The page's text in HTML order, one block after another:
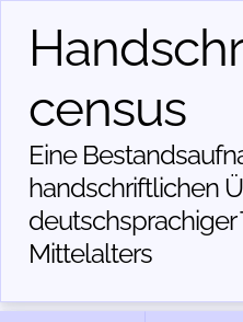
census
Eine
handschriftlichen
deutschsprachiger
Mittelalters